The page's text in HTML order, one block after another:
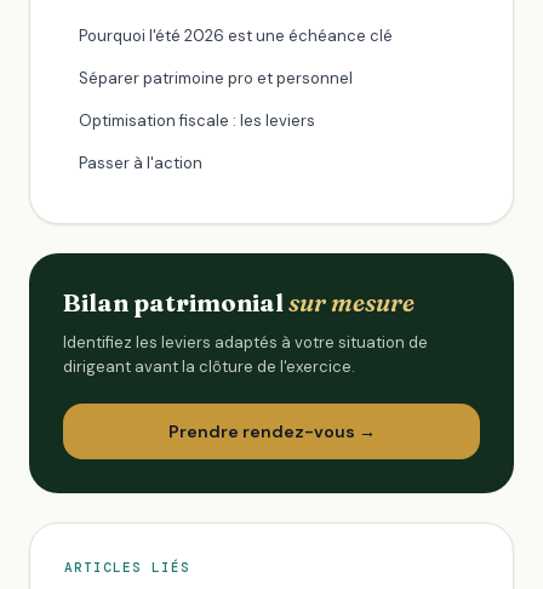
Pourquoi l'été 2026 est une échéance clé
Séparer patrimoine pro et personnel
Optimisation fiscale : les leviers
Passer à l'action
Bilan patrimonialsur mesure
Identifiez les leviers adaptés à votre situation de
dirigeant avant la clôture de l'exercice.
Prendre rendez-vous →
ARTICLES LIÉS